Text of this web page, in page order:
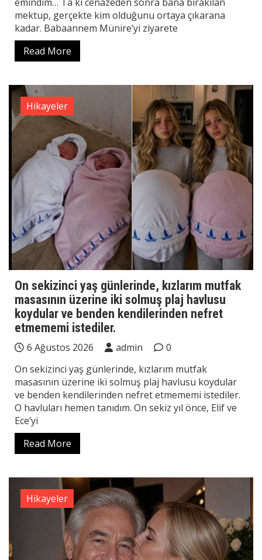
mektup, gerçekte kim olduğunu ortaya çıkarana
kadar. Babaannem Münire’yi ziyarete
Read More
Hikayeler
On sekizinci yaş günlerinde, kızlarım mutfak
masasının üzerine iki solmuş plaj havlusu
koydular ve benden kendilerinden nefret
etmememi istediler.
6 Ağustos 2026 admin
0
On sekizinci yaş günlerinde, kızlarım mutfak
masasının üzerine iki solmuş plaj havlusu koydular
ve benden kendilerinden nefret etmememi istediler.
O havluları hemen tanıdım. On sekiz yıl önce, Elif ve
Ece’yi
Read More
Hikayeler